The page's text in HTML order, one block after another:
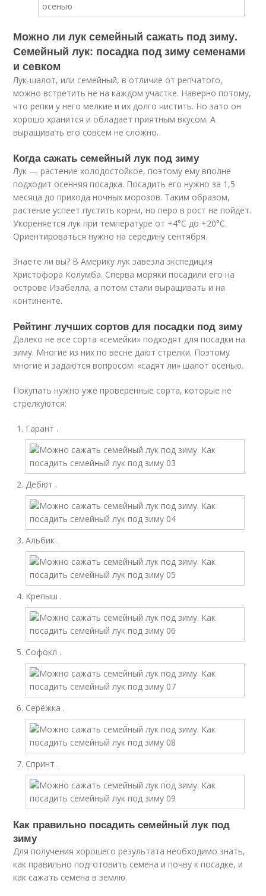
Можно ли лук семейный сажать под зиму.
Семейный лук: посадка под зиму семенами
и севком
Лук-шалот, или семейный, в отличие от репчатого,
можно встретить не на каждом участке. Наверно потому,
что репки у него мелкие и их долго чистить. Но зато он
хорошо хранится и обладает приятным вкусом. А
выращивать его совсем не сложно.
Когда сажать семейный лук под зиму
Лук — растение холодостойкое, поэтому ему вполне
подходит осенняя посадка. Посадить его нужно за 1,5
месяца до прихода ночных морозов. Таким образом,
растение успеет пустить корни, но перо в рост не пойдёт.
Укореняется лук при температуре от +4°С до +20°С.
Ориентироваться нужно на середину сентября.
Знаете ли вы? В Америку лук завезла экспедиция
Христофора Колумба. Сперва моряки посадили его на
острове Изабелла, а потом стали выращивать и на
континенте.
Рейтинг лучших сортов для посадки под зиму
Далеко не все сорта «семейки» подходят для посадки на
зиму. Многие из них по весне дают стрелки. Поэтому
многие и задаются вопросом: «садят ли» шалот осенью.
Покупать нужно уже проверенные сорта, которые не
стрелкуются:
Гарант .
Дебют .
Альбик .
Крепыш .
Софокл .
Серёжка .
Спринт .
Как правильно посадить семейный лук под
зиму
Для получения хорошего результата необходимо знать,
как правильно подготовить семена и почву к посадке, и
как сажать семена в землю.